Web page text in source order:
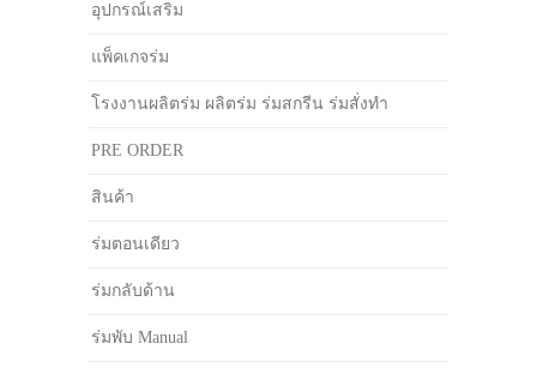
อุปกรณ์เสริม
แพ็คเกจร่ม
โรงงานผลิตร่ม ผลิตร่ม ร่มสกรีน ร่มสั่งทำ
PRE ORDER
สินค้า
ร่มตอนเดียว
ร่มกลับด้าน
ร่มพับ Manual